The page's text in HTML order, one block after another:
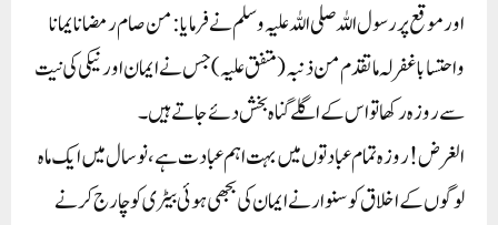
اور موقع پر رسول اللہ صلی اللہ علیہ وسلم نے فرمایا: من صام رمضانایمانا
واحتسابا غفر لہ ماتقدم من ذنبہ( متفق علیہ) جس نے ایمان اور نیکی کی نیت
سے روزہ رکھا تو اس کے اگلے گناہ بخش دئے جاتے ہیں۔
الغرض! روزہ تمام عبادتوں میں بہت اہم عبادت ہے، نو سال میں ایک ماہ
لوگوں کے اخلاق کو سنوارنے ایمان کی بجھی ہوئی بیٹری کو چارج کرنے